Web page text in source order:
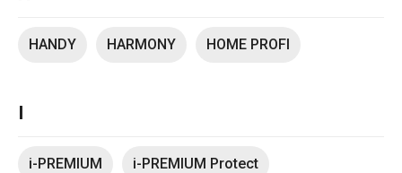
HANDY HARMONY HOME PROFI
I
i-PREMIUM i-PREMIUM Protect